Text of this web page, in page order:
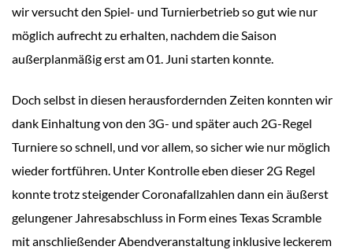
wir versucht den Spiel- und Turnierbetrieb so gut wie nur
möglich aufrecht zu erhalten, nachdem die Saison
außerplanmäßig erst am 01. Juni starten konnte.
Doch selbst in diesen herausfordernden Zeiten konnten wir
dank Einhaltung von den 3G- und später auch 2G-Regel
Turniere so schnell, und vor allem, so sicher wie nur möglich
wieder fortführen. Unter Kontrolle eben dieser 2G Regel
konnte trotz steigender Coronafallzahlen dann ein äußerst
gelungener Jahresabschluss in Form eines Texas Scramble
mit anschließender Abendveranstaltung inklusive leckerem